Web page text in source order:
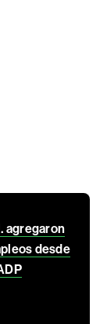
agregaron
desde